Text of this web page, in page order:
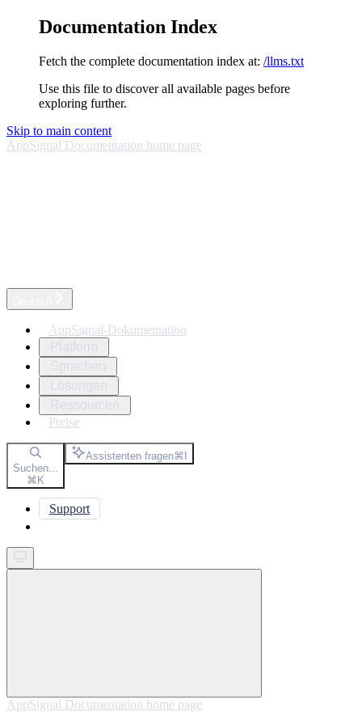
Documentation Index
Fetch the complete documentation index at: /llms.txt
Use this file to discover all available pages before
exploring further.
Skip to main content
AppSignal Documentation home page
AppSignal-Dokumentation
Preise
Suchen...
⌘K
Assistenten fragen⌘I
Support
AppSignal Documentation home page